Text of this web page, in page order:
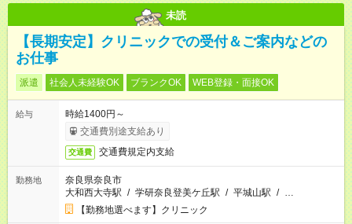
未読
【長期安定】クリニックでの受付＆ご案内などの
お仕事
派遣 社会人未経験OK ブランクOK WEB登録・面接OK
給与
時給1400円～
交通費別途支給あり
交通費 交通費規定内支給
勤務地
奈良県奈良市
大和西大寺駅 / 学研奈良登美ケ丘駅 / 平城山駅 / …
【勤務地選べます】クリニック